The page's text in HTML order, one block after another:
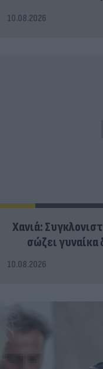
10.08.2026
Χανιά:
σώζει γυναίκα
10.08.2026